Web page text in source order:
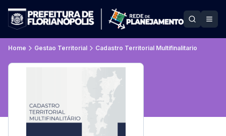
Home Gestao Territorial Cadastro Territorial Multifinalitario